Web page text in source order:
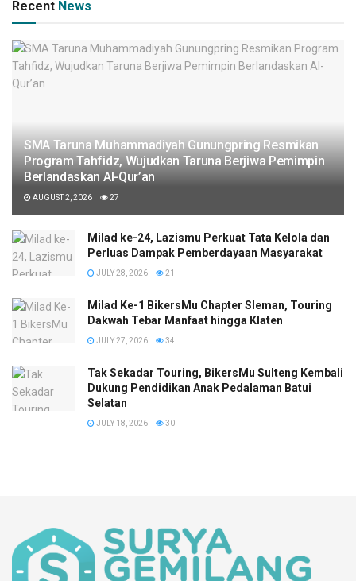
Recent News
SMA Taruna Muhammadiyah Gunungpring Resmikan
Program Tahfidz, Wujudkan Taruna Berjiwa Pemimpin
Berlandaskan Al-Qur’an
AUGUST 2, 2026 27
Milad ke-24, Lazismu Perkuat Tata Kelola dan
Perluas Dampak Pemberdayaan Masyarakat
JULY 28, 2026 21
Milad Ke-1 BikersMu Chapter Sleman, Touring
Dakwah Tebar Manfaat hingga Klaten
JULY 27, 2026 34
Tak Sekadar Touring, BikersMu Sulteng Kembali
Dukung Pendidikan Anak Pedalaman Batui
Selatan
JULY 18, 2026 30